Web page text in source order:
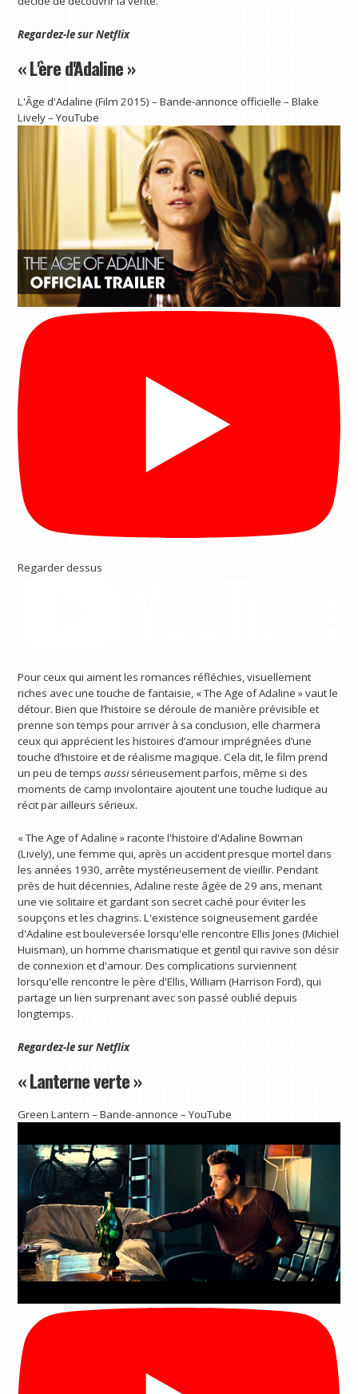
Regardez-le surNetflix
« L'ère d'Adaline »
L'Âge d'Adaline (Film 2015) – Bande-annonce officielle – Blake
Lively – YouTube
Regarder dessus
Pour ceux qui aiment les romances réfléchies, visuellement
riches avec une touche de fantaisie, « The Age of Adaline » vaut le
détour. Bien que l’histoire se déroule de manière prévisible et
prenne son temps pour arriver à sa conclusion, elle charmera
ceux qui apprécient les histoires d’amour imprégnées d’une
touche d’histoire et de réalisme magique. Cela dit, le film prend
un peu de tempsaussisérieusement parfois, même si des
moments de camp involontaire ajoutent une touche ludique au
récit par ailleurs sérieux.
« The Age of Adaline » raconte l'histoire d'Adaline Bowman
(Lively), une femme qui, après un accident presque mortel dans
les années 1930, arrête mystérieusement de vieillir. Pendant
près de huit décennies, Adaline reste âgée de 29 ans, menant
une vie solitaire et gardant son secret caché pour éviter les
soupçons et les chagrins. L'existence soigneusement gardée
d'Adaline est bouleversée lorsqu'elle rencontre Ellis Jones (Michiel
Huisman), un homme charismatique et gentil qui ravive son désir
de connexion et d'amour. Des complications surviennent
lorsqu'elle rencontre le père d'Ellis, William (Harrison Ford), qui
partage un lien surprenant avec son passé oublié depuis
longtemps.
Regardez-le surNetflix
« Lanterne verte »
Green Lantern – Bande-annonce – YouTube